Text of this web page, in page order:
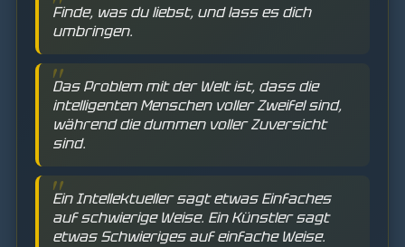
Finde, was du liebst, und lass es dich
umbringen.
Das Problem mit der Welt ist, dass die
intelligenten Menschen voller Zweifel sind,
während die dummen voller Zuversicht
sind.
Ein Intellektueller sagt etwas Einfaches
auf schwierige Weise. Ein Künstler sagt
etwas Schwieriges auf einfache Weise.